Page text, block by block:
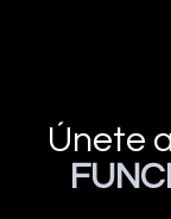
Únete